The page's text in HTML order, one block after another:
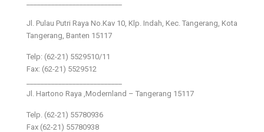
Jl. Pulau Putri Raya No.Kav 10, Klp. Indah, Kec. Tangerang, Kota
Tangerang, Banten 15117
Telp: (62-21) 5529510/11
Fax: (62-21) 5529512
Jl. Hartono Raya ,Modernland – Tangerang 15117
Telp. (62-21) 55780936
Fax (62-21) 55780938